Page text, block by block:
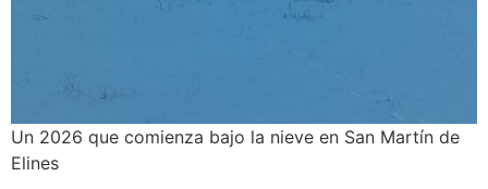
Un 2026 que comienza bajo la nieve en San Martín de
Elines